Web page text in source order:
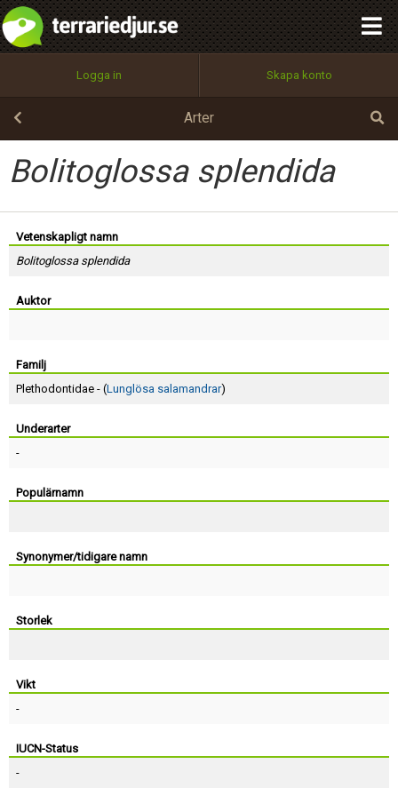
Logga in Skapa konto
Arter
Bolitoglossa splendida
Vetenskapligt namn
Bolitoglossa splendida
Auktor
Familj
Plethodontidae - (Lunglösa salamandrar)
Underarter
-
Populärnamn
Synonymer/tidigare namn
Storlek
Vikt
-
IUCN-Status
-
Utför
100%
OK
integritetspolicy
Namn:
Epost:
Lösenord:
Terms of Service
Skapa konto
Begär nytt lösenord
Tillbaka till förstasidan